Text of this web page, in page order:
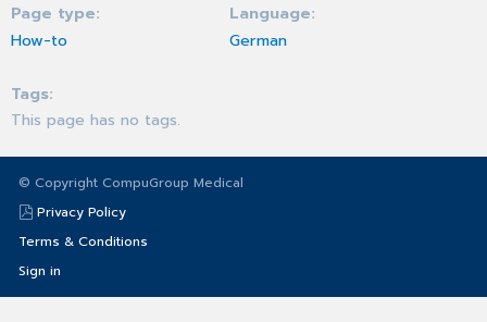
Page type
How-to
Language
German
Tags
This page has no tags.
© Copyright CompuGroup Medical
Privacy Policy
Terms & Conditions
Sign in